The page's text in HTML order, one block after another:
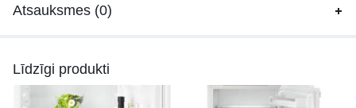
Atsauksmes (0)
Līdzīgi produkti